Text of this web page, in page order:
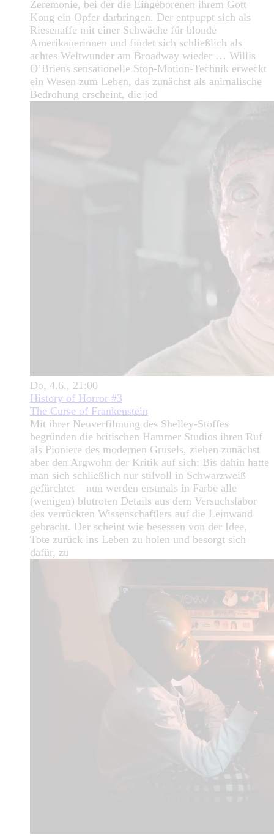
Zeremonie, bei der die Eingeborenen ihrem Gott
Kong ein Opfer darbringen. Der entpuppt sich als
Riesenaffe mit einer Schwäche für blonde
Amerikanerinnen und findet sich schließlich als
achtes Weltwunder am Broadway wieder … Willis
O’Briens sensationelle Stop-Motion-Technik erweckt
ein Wesen zum Leben, das zunächst als animalische
Bedrohung erscheint, die jed
Do, 4.6., 21:00
History of Horror #3
The Curse of Frankenstein
Mit ihrer Neuverfilmung des Shelley-Stoffes
begründen die britischen Hammer Studios ihren Ruf
als Pioniere des modernen Grusels, ziehen zunächst
aber den Argwohn der Kritik auf sich: Bis dahin hatte
man sich schließlich nur stilvoll in Schwarzweiß
gefürchtet – nun werden erstmals in Farbe alle
(wenigen) blutroten Details aus dem Versuchslabor
des verrückten Wissenschaftlers auf die Leinwand
gebracht. Der scheint wie besessen von der Idee,
Tote zurück ins Leben zu holen und besorgt sich
dafür, zu